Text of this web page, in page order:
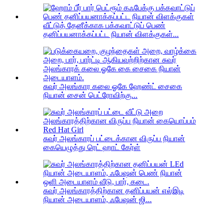
வீட்டுத் தேனீக்காக பக்கவாட்டுப் பெண்
தனிப்பயனாக்கப்பட்ட நியான் விளக்குகள்...
சுவர் அலங்கார கலை ஓகே ஹேண்ட் சைகை
நியான் சைன் பெட்ரோவிற்கு...
சுவர் அலங்காரப் பட்டைக்கான விருப்ப நியான்
கையெழுத்து ரெட் ஹாட் கேர்ள்
சுவர் அலங்காரத்திற்கான தனிப்பயன் எல்இடி
நியான் அடையாளம், ஃபேஷன் ஜி...